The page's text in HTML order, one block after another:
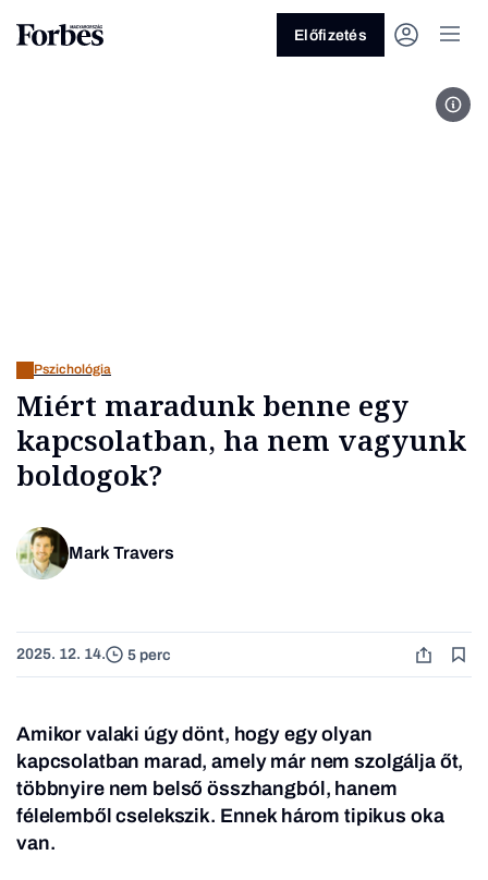
Üzlet
Előfizetés
Pszichológia
Miért maradunk benne egy
kapcsolatban, ha nem vagyunk
boldogok?
Mark Travers
2025. 12. 14. 5 perc
Amikor valaki úgy dönt, hogy egy olyan
kapcsolatban marad, amely már nem szolgálja őt,
többnyire nem belső összhangból, hanem
félelemből cselekszik. Ennek három tipikus oka
van.